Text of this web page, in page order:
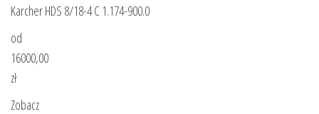
Karcher HDS 8/18-4 C 1.174-900.0
od
16000,00
zł
Zobacz